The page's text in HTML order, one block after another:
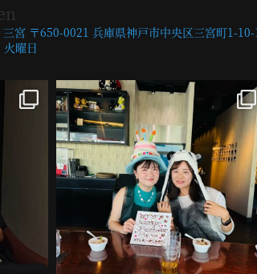
宮 〒650-0021 兵庫県神戸市中央区三宮町1-
曜日